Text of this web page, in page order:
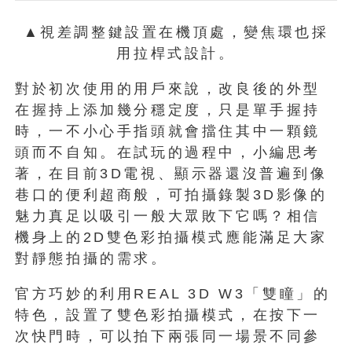
▲視差調整鍵設置在機頂處，變焦環也採
用拉桿式設計。
對於初次使用的用戶來說，改良後的外型
在握持上添加幾分穩定度，只是單手握持
時，一不小心手指頭就會擋住其中一顆鏡
頭而不自知。在試玩的過程中，小編思考
著，在目前3D電視、顯示器還沒普遍到像
巷口的便利超商般，可拍攝錄製3D影像的
魅力真足以吸引一般大眾敗下它嗎？相信
機身上的2D雙色彩拍攝模式應能滿足大家
對靜態拍攝的需求。
官方巧妙的利用REAL 3D W3「雙瞳」的
特色，設置了雙色彩拍攝模式，在按下一
次快門時，可以拍下兩張同一場景不同參